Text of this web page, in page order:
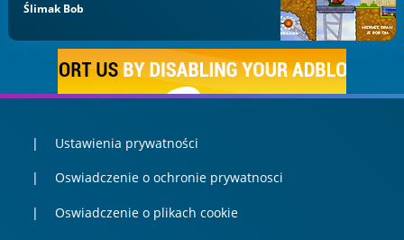
Ślimak Bob
Ustawienia prywatności
Oswiadczenie o ochronie prywatnosci
Oswiadczenie o plikach cookie